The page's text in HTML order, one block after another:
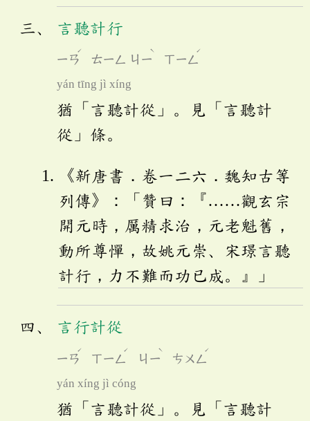
言聽計行
ㄧㄢ
ˊ
ㄊㄧㄥ ㄐㄧ
ˋ
ㄒㄧㄥ
ˊ
yán tīng jì xíng
猶「言聽計從」。見「言聽計
從」條。
《新唐書．卷一二六．魏知古等
列傳》：「贊曰：『……觀玄宗
開元時，厲精求治，元老魁舊，
動所尊憚，故姚元崇、宋璟言聽
計行，力不難而功已成。』」
言行計從
ㄧㄢ
ˊ
ㄒㄧㄥ
ˊ
ㄐㄧ
ˋ
ㄘㄨㄥ
ˊ
yán xíng jì cóng
猶「言聽計從」。見「言聽計